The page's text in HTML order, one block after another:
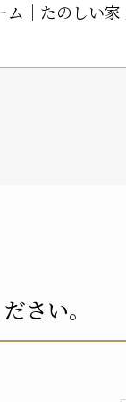
ム｜たのしい
さい。